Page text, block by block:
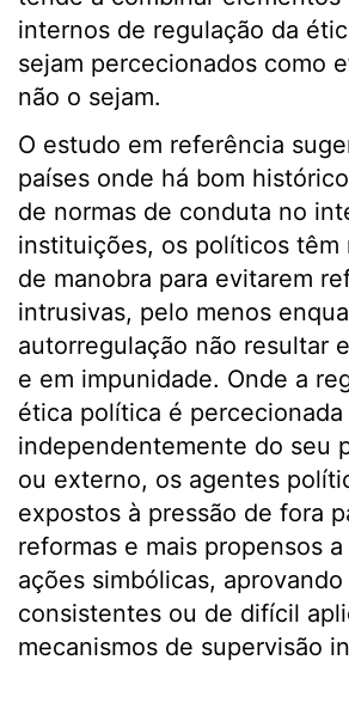
internos de regulação da
sejam percecionados como
não o sejam.
O estudo em referência
países onde há bom
de normas de conduta no
instituições, os políticos têm
de manobra para evitarem
intrusivas, pelo menos
autorregulação não resultar
e em impunidade. Onde a
ética política é
independentemente do seu
ou externo, os agentes
expostos à pressão de fora
reformas e mais propensos
ações simbólicas,
consistentes ou de difícil
mecanismos de supervisão